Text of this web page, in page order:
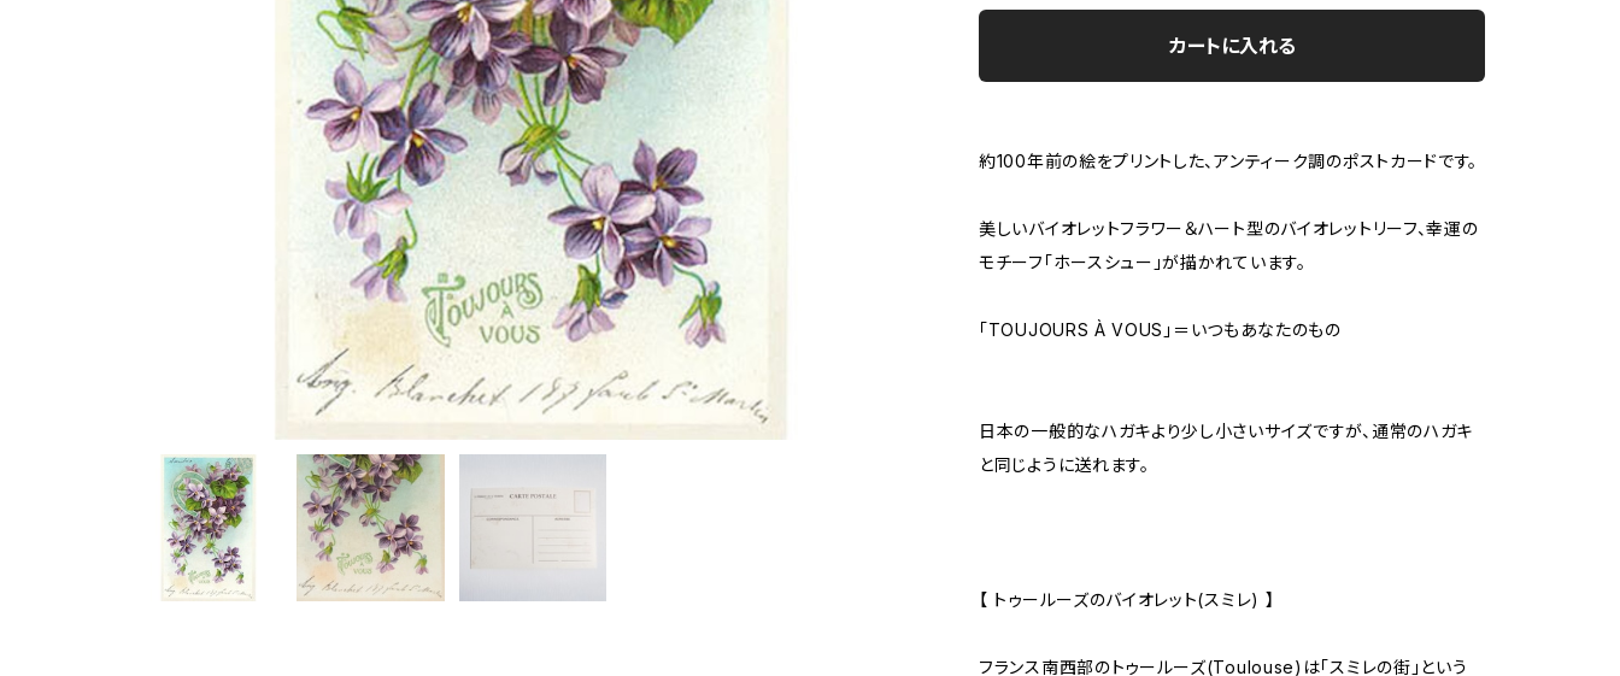
カートに入れる
約100年前の絵をプリントした、アンティーク調のポストカードです。
美しいバイオレットフラワー＆ハート型のバイオレットリーフ、幸運の
モチーフ「ホースシュー」が描かれています。
「TOUJOURS À VOUS」＝いつもあなたのもの
日本の一般的なハガキより少し小さいサイズですが、通常のハガキ
と同じように送れます。
【 トゥールーズのバイオレット(スミレ) 】
フランス南西部のトゥールーズ(Toulouse)は「スミレの街」という